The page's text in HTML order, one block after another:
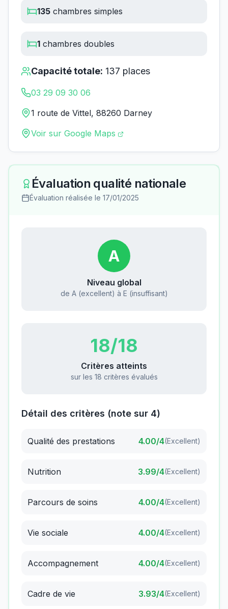
135 chambres simples
1 chambres doubles
Capacité totale: 137 places
03 29 09 30 06
1 route de Vittel, 88260 Darney
Voir sur Google Maps
Évaluation qualité nationale
Évaluation réalisée le 17/01/2025
A
Niveau global
de A (excellent) à E (insuffisant)
18/18
Critères atteints
sur les 18 critères évalués
Détail des critères (note sur 4)
Qualité des prestations 4.00/4(Excellent)
Nutrition 3.99/4(Excellent)
Parcours de soins 4.00/4(Excellent)
Vie sociale 4.00/4(Excellent)
Accompagnement 4.00/4(Excellent)
Cadre de vie 3.93/4(Excellent)